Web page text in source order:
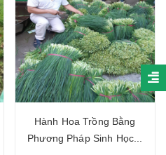
Hành Hoa Trồng Bằng
Phương Pháp Sinh Học...